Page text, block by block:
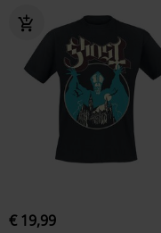
€ 19,99